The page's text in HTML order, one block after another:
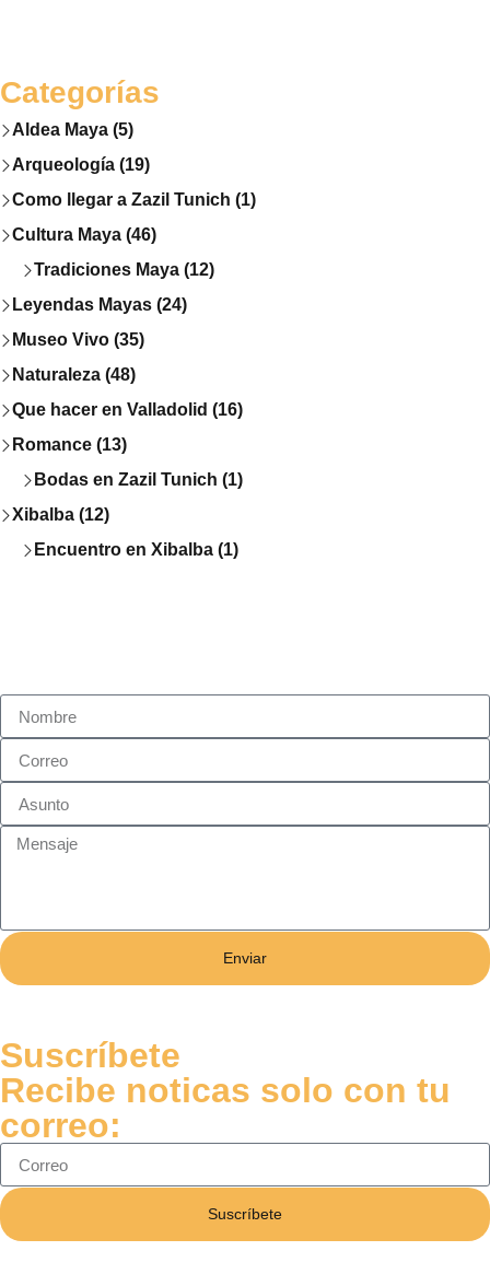
Categorías
Aldea Maya (5)
Arqueología (19)
Como llegar a Zazil Tunich (1)
Cultura Maya (46)
Tradiciones Maya (12)
Leyendas Mayas (24)
Museo Vivo (35)
Naturaleza (48)
Que hacer en Valladolid (16)
Romance (13)
Bodas en Zazil Tunich (1)
Xibalba (12)
Encuentro en Xibalba (1)
Enviar
Suscríbete
Recibe noticas solo con tu
correo:
Suscríbete